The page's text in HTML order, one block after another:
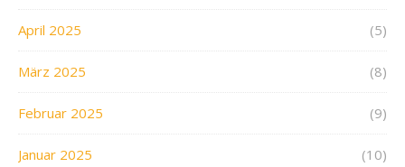
April 2025 (5)
März 2025 (8)
Februar 2025 (9)
Januar 2025 (10)